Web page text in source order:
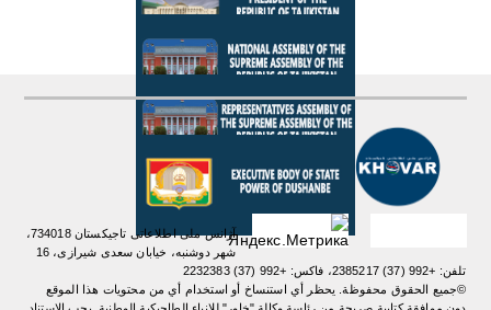
آژانس ملی اطلاعاتی تاجیکستان 734018،
شهر دوشنبه، خیابان سعدی شیرازی، 16
تلفن: +992 (37) 2385217، فاکس: +992 (37) 2232383
©جميع الحقوق محفوظة. يحظر أي استنساخ أو استخدام أي من محتويات هذا الموقع